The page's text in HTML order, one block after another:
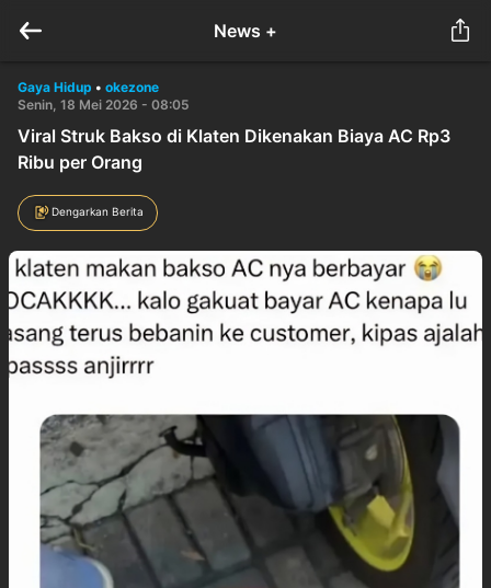
News +
Gaya Hidup • okezone
Senin, 18 Mei 2026 - 08:05
Viral Struk Bakso di Klaten Dikenakan Biaya AC Rp3
Ribu per Orang
Dengarkan Berita